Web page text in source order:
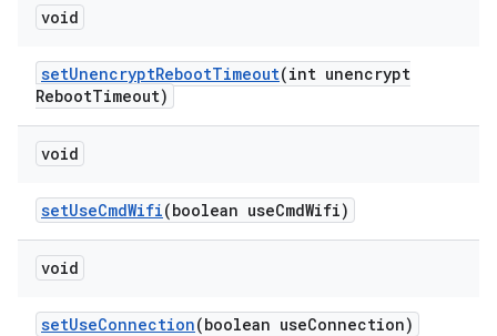
void
setUnencryptRebootTimeout(int unencrypt
RebootTimeout)
void
setUseCmdWifi(boolean useCmdWifi)
void
setUseConnection(boolean useConnection)